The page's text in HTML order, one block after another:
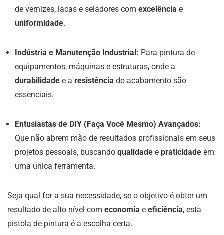
de vernizes, lacas e seladores com excelência e
uniformidade.
Indústria e Manutenção Industrial: Para pintura de
equipamentos, máquinas e estruturas, onde a
durabilidade e a resistência do acabamento são
essenciais.
Entusiastas de DIY (Faça Você Mesmo) Avançados:
Que não abrem mão de resultados profissionais em seus
projetos pessoais, buscando qualidade e praticidade em
uma única ferramenta.
Seja qual for a sua necessidade, se o objetivo é obter um
resultado de alto nível com economia e eficiência, esta
pistola de pintura é a escolha certa.